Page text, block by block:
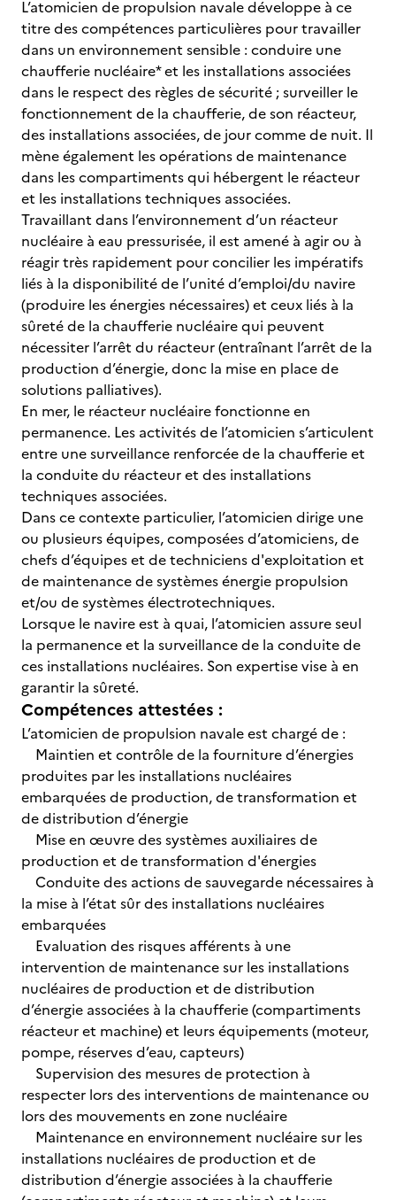
L’atomicien de propulsion navale développe à ce
titre des compétences particulières pour travailler
dans un environnement sensible : conduire une
chaufferie nucléaire* et les installations associées
dans le respect des règles de sécurité ; surveiller le
fonctionnement de la chaufferie, de son réacteur,
des installations associées, de jour comme de nuit. Il
mène également les opérations de maintenance
dans les compartiments qui hébergent le réacteur
et les installations techniques associées.
Travaillant dans l’environnement d’un réacteur
nucléaire à eau pressurisée, il est amené à agir ou à
réagir très rapidement pour concilier les impératifs
liés à la disponibilité de l’unité d’emploi/du navire
(produire les énergies nécessaires) et ceux liés à la
sûreté de la chaufferie nucléaire qui peuvent
nécessiter l’arrêt du réacteur (entraînant l’arrêt de la
production d’énergie, donc la mise en place de
solutions palliatives).
En mer, le réacteur nucléaire fonctionne en
permanence. Les activités de l’atomicien s’articulent
entre une surveillance renforcée de la chaufferie et
la conduite du réacteur et des installations
techniques associées.
Dans ce contexte particulier, l’atomicien dirige une
ou plusieurs équipes, composées d’atomiciens, de
chefs d’équipes et de techniciens d'exploitation et
de maintenance de systèmes énergie propulsion
et/ou de systèmes électrotechniques.
Lorsque le navire est à quai, l’atomicien assure seul
la permanence et la surveillance de la conduite de
ces installations nucléaires. Son expertise vise à en
garantir la sûreté.
Compétences attestées :
L’atomicien de propulsion navale est chargé de :
Maintien et contrôle de la fourniture d’énergies
produites par les installations nucléaires
embarquées de production, de transformation et
de distribution d’énergie
Mise en œuvre des systèmes auxiliaires de
production et de transformation d'énergies
Conduite des actions de sauvegarde nécessaires à
la mise à l’état sûr des installations nucléaires
embarquées
Evaluation des risques afférents à une
intervention de maintenance sur les installations
nucléaires de production et de distribution
d’énergie associées à la chaufferie (compartiments
réacteur et machine) et leurs équipements (moteur,
pompe, réserves d’eau, capteurs)
Supervision des mesures de protection à
respecter lors des interventions de maintenance ou
lors des mouvements en zone nucléaire
Maintenance en environnement nucléaire sur les
installations nucléaires de production et de
distribution d’énergie associées à la chaufferie